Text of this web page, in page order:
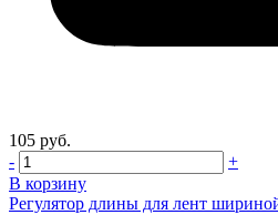
105 руб.
-
+
В корзину
Регулятор длины для лент